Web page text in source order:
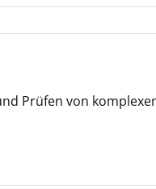
Prüfen von